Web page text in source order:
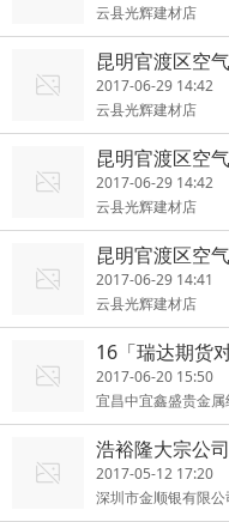
云县光辉建材店
昆明官渡区空
2017-06-29 14:42
云县光辉建材店
昆明官渡区空
2017-06-29 14:42
云县光辉建材店
昆明官渡区空
2017-06-29 14:41
云县光辉建材店
16「瑞达期货
本,
2017-06-20 15:50
宜昌中宜鑫盛贵金属
浩裕隆大宗公
2017-05-12 17:20
深圳市金顺银有限公